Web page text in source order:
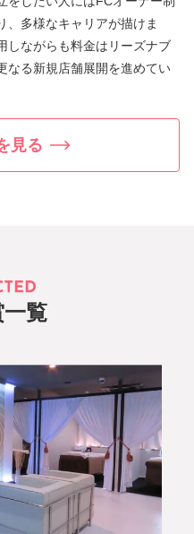
、多様なキャリアが描けま
しながらも料金はリーズナブ
なる新規店舗展開を進めてい
見る
覧